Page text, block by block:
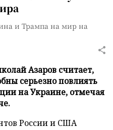
и Трампа на мир на
Азаров считает,
серьезно повлиять
на Украине, отмечая
России и США